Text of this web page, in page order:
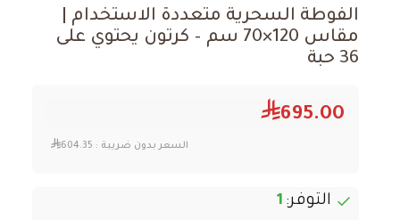
الفوطة السحرية متعددة الاستخدام |
مقاس 120×70 سم – كرتون يحتوي على
36 حبة
التوفر: 1
695.00
السعر بدون ضريبة : 604.35